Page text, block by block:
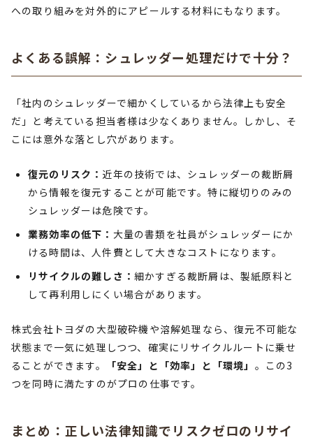
への取り組みを対外的にアピールする材料にもなります。
よくある誤解：シュレッダー処理だけで十分？
「社内のシュレッダーで細かくしているから法律上も安全
だ」と考えている担当者様は少なくありません。しかし、そ
こには意外な落とし穴があります。
復元のリスク： 近年の技術では、シュレッダーの裁断屑
から情報を復元することが可能です。特に縦切りのみの
シュレッダーは危険です。
業務効率の低下： 大量の書類を社員がシュレッダーにか
ける時間は、人件費として大きなコストになります。
リサイクルの難しさ： 細かすぎる裁断屑は、製紙原料と
して再利用しにくい場合があります。
株式会社トヨダの大型破砕機や溶解処理なら、復元不可能な
状態まで一気に処理しつつ、確実にリサイクルルートに乗せ
ることができます。
「安全」と「効率」と「環境」 。この3
つを同時に満たすのがプロの仕事です。
まとめ：正しい法律知識でリスクゼロのリサイ